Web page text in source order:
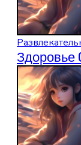
Здоровье